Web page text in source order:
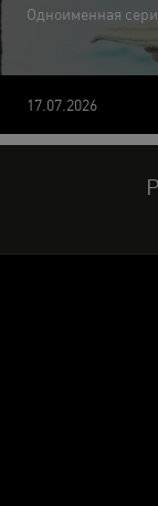
Одноименная
17.07.2026